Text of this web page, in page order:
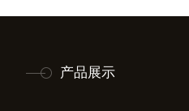
产品展示